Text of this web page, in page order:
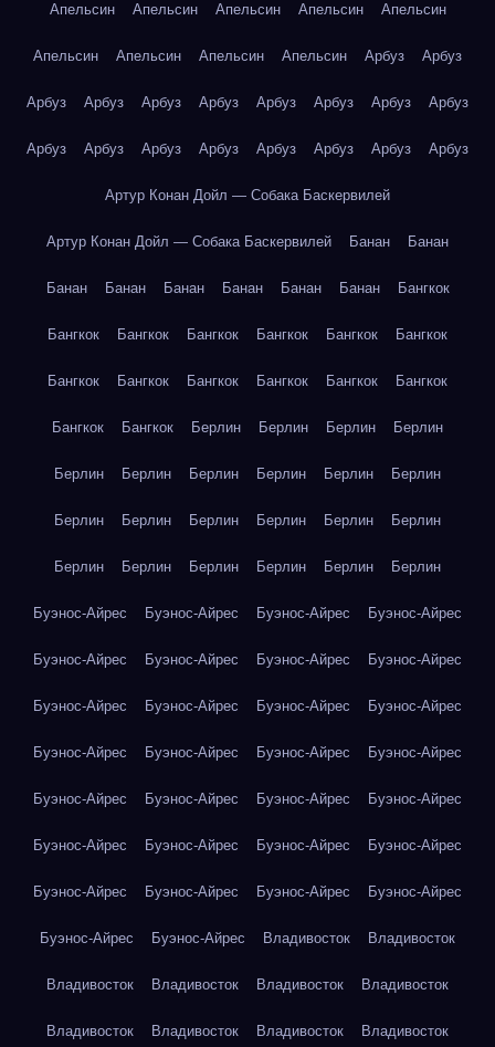
Апельсин Апельсин Апельсин Апельсин Апельсин
Апельсин Апельсин Апельсин Апельсин Арбуз Арбуз
Арбуз Арбуз Арбуз Арбуз Арбуз Арбуз Арбуз Арбуз
Арбуз Арбуз Арбуз Арбуз Арбуз Арбуз Арбуз Арбуз
Артур Конан Дойл — Собака Баскервилей
Артур Конан Дойл — Собака Баскервилей Банан Банан
Банан Банан Банан Банан Банан Банан Бангкок
Бангкок Бангкок Бангкок Бангкок Бангкок Бангкок
Бангкок Бангкок Бангкок Бангкок Бангкок Бангкок
Бангкок Бангкок Берлин Берлин Берлин Берлин
Берлин Берлин Берлин Берлин Берлин Берлин
Берлин Берлин Берлин Берлин Берлин Берлин
Берлин Берлин Берлин Берлин Берлин Берлин
Буэнос-Айрес Буэнос-Айрес Буэнос-Айрес Буэнос-Айрес
Буэнос-Айрес Буэнос-Айрес Буэнос-Айрес Буэнос-Айрес
Буэнос-Айрес Буэнос-Айрес Буэнос-Айрес Буэнос-Айрес
Буэнос-Айрес Буэнос-Айрес Буэнос-Айрес Буэнос-Айрес
Буэнос-Айрес Буэнос-Айрес Буэнос-Айрес Буэнос-Айрес
Буэнос-Айрес Буэнос-Айрес Буэнос-Айрес Буэнос-Айрес
Буэнос-Айрес Буэнос-Айрес Буэнос-Айрес Буэнос-Айрес
Буэнос-Айрес Буэнос-Айрес Владивосток Владивосток
Владивосток Владивосток Владивосток Владивосток
Владивосток Владивосток Владивосток Владивосток